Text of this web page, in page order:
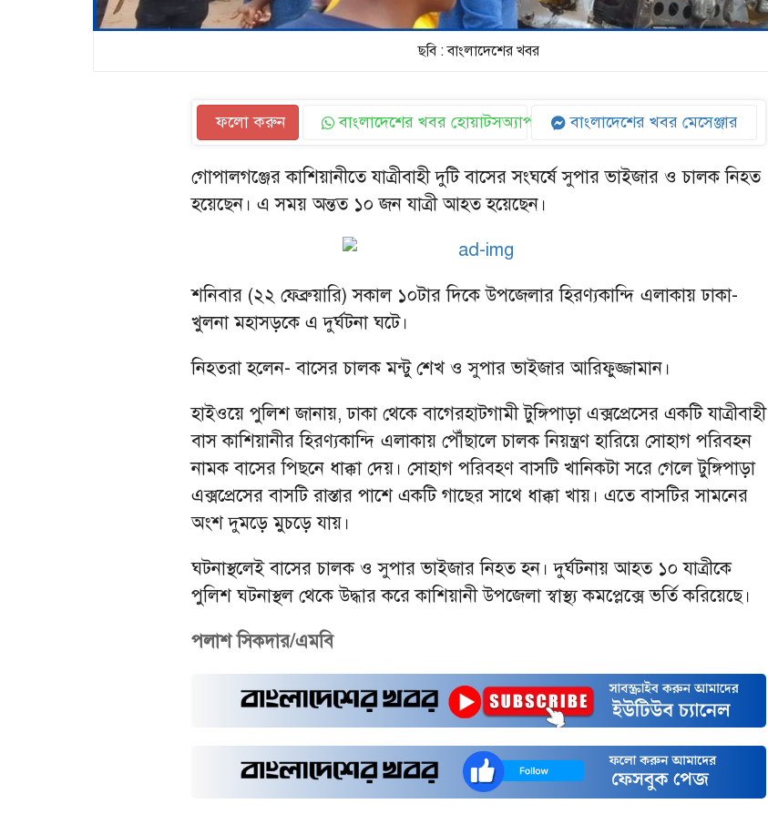
ছবি : বাংলাদেশের খবর
ফলো করুন বাংলাদেশের খবর হোয়াটসঅ্যাপ বাংলাদেশের খবর মেসেঞ্জার
গোপালগঞ্জের কাশিয়ানীতে যাত্রীবাহী দুটি বাসের সংঘর্ষে সুপার ভাইজার ও চালক নিহত
হয়েছেন। এ সময় অন্তত ১০ জন যাত্রী আহত হয়েছেন।
শনিবার (২২ ফেব্রুয়ারি) সকাল ১০টার দিকে উপজেলার হিরণ্যকান্দি এলাকায় ঢাকা-
খুলনা মহাসড়কে এ দুর্ঘটনা ঘটে।
নিহতরা হলেন- বাসের চালক মন্টু শেখ ও সুপার ভাইজার আরিফুজ্জামান।
হাইওয়ে পুলিশ জানায়, ঢাকা থেকে বাগেরহাটগামী টুঙ্গিপাড়া এক্সপ্রেসের একটি যাত্রীবাহী
বাস কাশিয়ানীর হিরণ্যকান্দি এলাকায় পৌঁছালে চালক নিয়ন্ত্রণ হারিয়ে সোহাগ পরিবহন
নামক বাসের পিছনে ধাক্কা দেয়। সোহাগ পরিবহণ বাসটি খানিকটা সরে গেলে টুঙ্গিপাড়া
এক্সপ্রেসের বাসটি রাস্তার পাশে একটি গাছের সাথে ধাক্কা খায়। এতে বাসটির সামনের
অংশ দুমড়ে মুচড়ে যায়।
ঘটনাস্থলেই বাসের চালক ও সুপার ভাইজার নিহত হন। দুর্ঘটনায় আহত ১০ যাত্রীকে
পুলিশ ঘটনাস্থল থেকে উদ্ধার করে কাশিয়ানী উপজেলা স্বাস্থ্য কমপ্লেক্সে ভর্তি করিয়েছে।
পলাশ সিকদার/এমবি